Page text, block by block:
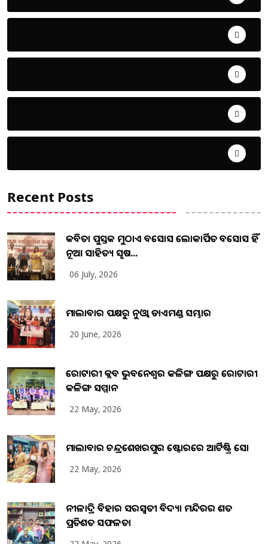
Recent Posts
କବିତା ପୁସ୍ତକ ମୁଠାଏ ଅବସୋସ ଲୋକାର୍ପିତ ଅବସୋସ ହିଁ
ନୂଆ ସାହିତ୍ୟ ସୃଷ...
06 July, 2026
ମାଲାବାର ପକ୍ଷରୁ ନୁଓ୍ବା ଡାଏମଣ୍ଡ ସମ୍ଭାର
20 June, 2026
ରୋଟାରୀ କ୍ଲବ ଭୁବନେଶ୍ୱର କଳିଙ୍ଗ ପକ୍ଷରୁ ରୋଟାରୀ
କଳିଙ୍ଗ ସମ୍ମାନ
22 May, 2026
ମାଲାବାର ଚନ୍ଦ୍ରଶେଖରପୁର ଷ୍ଟୋରରେ ଆର୍ଟିଷ୍ଟ୍ରି ସୋ
22 May, 2026
ନୀଳାଦ୍ରି ବିହାର ସରସ୍ୱତୀ ବିଦ୍ୟା ମନ୍ଦିରର ଶତ
ପ୍ରତିଶତ ସଫଳତା